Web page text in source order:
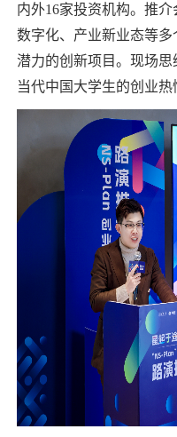
内外16家投资机构。推
数字化、产业新业态等
潜力的创新项目。现场
当代中国大学生的创业热